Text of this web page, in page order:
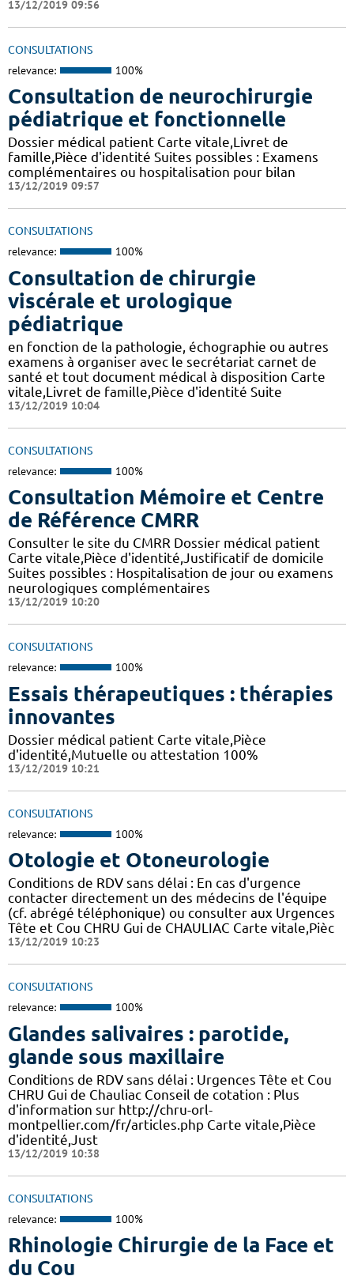
13/12/2019 09:56
CONSULTATIONS
relevance: 100%
Consultation de neurochirurgie
pédiatrique et fonctionnelle
Dossier médical patient Carte vitale,Livret de
famille,Pièce d'identité Suites possibles : Examens
complémentaires ou hospitalisation pour bilan
13/12/2019 09:57
CONSULTATIONS
relevance: 100%
Consultation de chirurgie
viscérale et urologique
pédiatrique
en fonction de la pathologie, échographie ou autres
examens à organiser avec le secrétariat carnet de
santé et tout document médical à disposition Carte
vitale,Livret de famille,Pièce d'identité Suite
13/12/2019 10:04
CONSULTATIONS
relevance: 100%
Consultation Mémoire et Centre
de Référence CMRR
Consulter le site du CMRR Dossier médical patient
Carte vitale,Pièce d'identité,Justificatif de domicile
Suites possibles : Hospitalisation de jour ou examens
neurologiques complémentaires
13/12/2019 10:20
CONSULTATIONS
relevance: 100%
Essais thérapeutiques : thérapies
innovantes
Dossier médical patient Carte vitale,Pièce
d'identité,Mutuelle ou attestation 100%
13/12/2019 10:21
CONSULTATIONS
relevance: 100%
Otologie et Otoneurologie
Conditions de RDV sans délai : En cas d'urgence
contacter directement un des médecins de l'équipe
(cf. abrégé téléphonique) ou consulter aux Urgences
Tête et Cou CHRU Gui de CHAULIAC Carte vitale,Pièc
13/12/2019 10:23
CONSULTATIONS
relevance: 100%
Glandes salivaires : parotide,
glande sous maxillaire
Conditions de RDV sans délai : Urgences Tête et Cou
CHRU Gui de Chauliac Conseil de cotation : Plus
d'information sur http://chru-orl-
montpellier.com/fr/articles.php Carte vitale,Pièce
d'identité,Just
13/12/2019 10:38
CONSULTATIONS
relevance: 100%
Rhinologie Chirurgie de la Face et
du Cou